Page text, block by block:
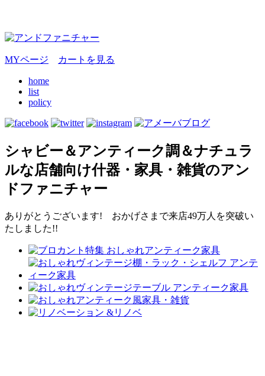
MYページ カートを見る
home
list
policy
シャビー＆アンティーク調＆ナチュラ
ルな店舗向け什器・家具・雑貨のアン
ドファニチャー
ありがとうございます! おかげさまで来店49万人を突破い
たしました!!